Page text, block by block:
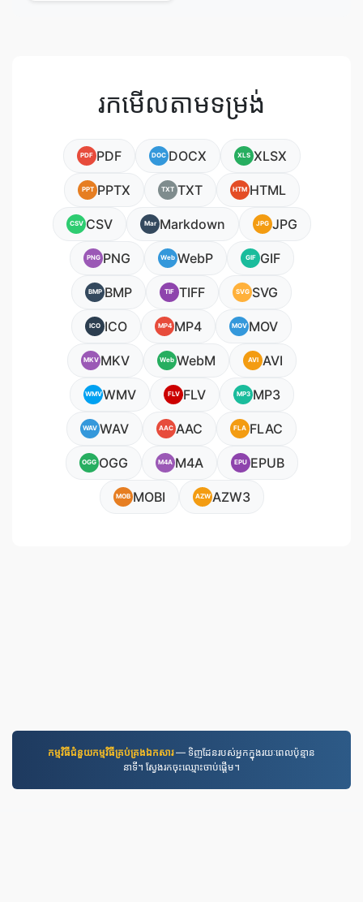
រកមើលតាមទម្រង់
PDF PDF DOC DOCX XLS XLSX
PPT PPTX TXT TXT HTM HTML
CSV CSV Mar Markdown JPG JPG
PNG PNG Web WebP GIF GIF
BMP BMP TIF TIFF SVG SVG
ICO ICO MP4 MP4 MOV MOV
MKV MKV Web WebM AVI AVI
WMVWMV FLV FLV MP3 MP3
WAV WAV AAC AAC FLA FLAC
OGG OGG M4A M4A EPU EPUB
MOB MOBI AZWAZW3
កម្មវិធី​ជំនួយ​កម្មវិធី​គ្រប់គ្រង​ឯកសារ— ទិញដែនរបស់អ្នកក្នុងរយៈពេលប៉ុន្មាន
នាទី។ ស្វែងរកចុះឈ្មោះចាប់ផ្តើម។